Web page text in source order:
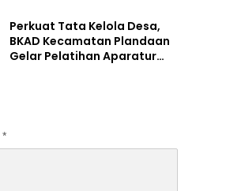
Perkuat Tata Kelola Desa,
BKAD Kecamatan Plandaan
Gelar Pelatihan Aparatur
*